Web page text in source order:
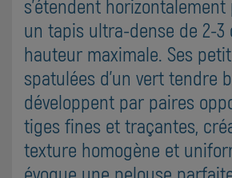
s'étendent
un tapis ultra-dense de 2-3
hauteur maximale. Ses
spatulées d'un vert tendre
développent par paires
tiges fines et traçantes,
texture homogène et